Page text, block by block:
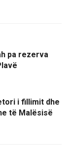
pa rezerva
i fillimit dhe
të Malësisë